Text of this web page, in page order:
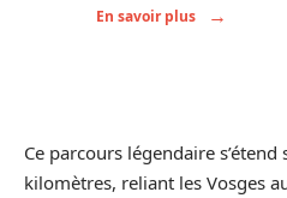
En savoir plus
Ce parcours légendaire
kilomètres, reliant les Vosges